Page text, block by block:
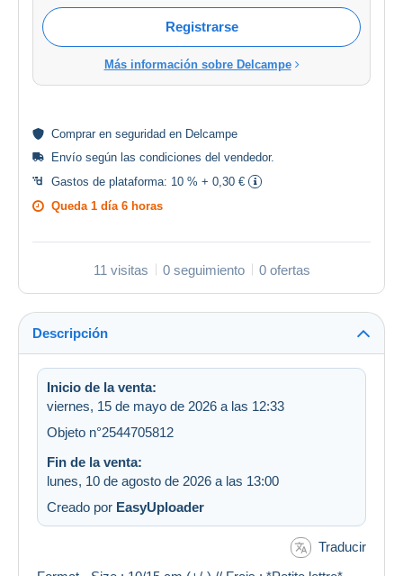
Registrarse
Más información sobre Delcampe
Comprar en seguridad en Delcampe
Envío según las condiciones del vendedor.
Gastos de plataforma: 10 % + 0,30 €
Queda 1 día 6 horas
11 visitas 0 seguimiento 0 ofertas
Descripción
Inicio de la venta:
viernes, 15 de mayo de 2026 a las 12:33
Objeto n°2544705812
Fin de la venta:
lunes, 10 de agosto de 2026 a las 13:00
Creado por EasyUploader
Traducir